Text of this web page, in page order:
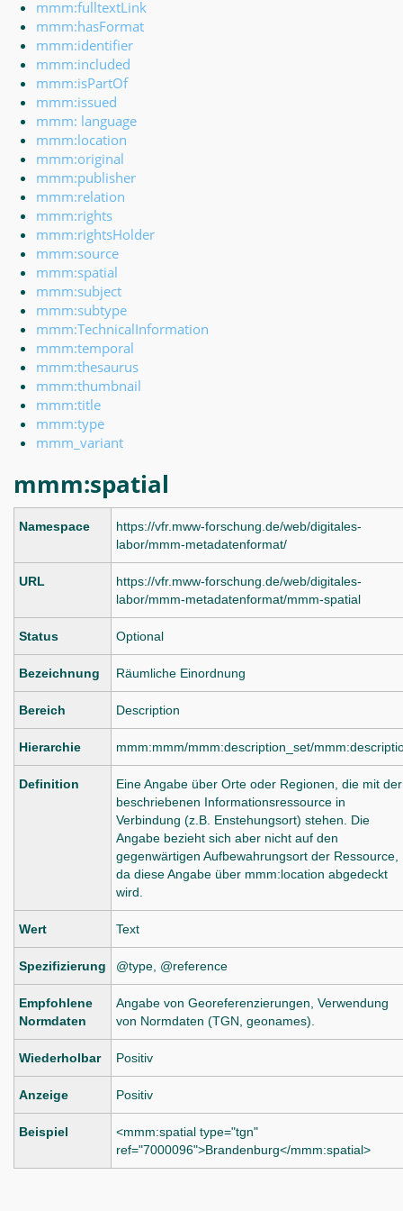
mmm:fulltextLink
mmm:hasFormat
mmm:identifier
mmm:included
mmm:isPartOf
mmm:issued
mmm: language
mmm:location
mmm:original
mmm:publisher
mmm:relation
mmm:rights
mmm:rightsHolder
mmm:source
mmm:spatial
mmm:subject
mmm:subtype
mmm:TechnicalInformation
mmm:temporal
mmm:thesaurus
mmm:thumbnail
mmm:title
mmm:type
mmm_variant
mmm:spatial
Namespace
https://vfr.mww-forschung.de/web/digitales-
labor/mmm-metadatenformat/
URL
https://vfr.mww-forschung.de/web/digitales-
labor/mmm-metadatenformat/mmm-spatial
Status Optional
Bezeichnung Räumliche Einordnung
Bereich Description
Hierarchie mmm:mmm/mmm:description_set/
Definition
Eine Angabe über Orte oder Regionen, die mit der
beschriebenen Informationsressource in
Verbindung (z.B. Enstehungsort) stehen. Die
Angabe bezieht sich aber nicht auf den
gegenwärtigen Aufbewahrungsort der Ressource,
da diese Angabe über mmm:location abgedeckt
wird.
Wert Text
Spezifizierung @type, @reference
Empfohlene
Normdaten
Angabe von Georeferenzierungen, Verwendung
von Normdaten (TGN, geonames).
Wiederholbar Positiv
Anzeige Positiv
Beispiel
<mmm:spatial type="tgn"
ref="7000096">Brandenburg</mmm:spatial>